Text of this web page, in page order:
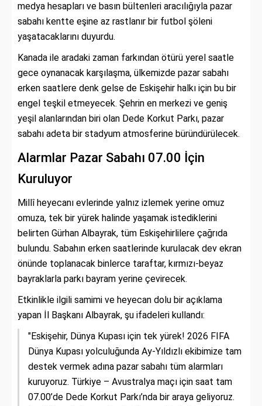
medya hesapları ve basın bültenleri aracılığıyla pazar
sabahı kentte eşine az rastlanır bir futbol şöleni
yaşatacaklarını duyurdu.
Kanada ile aradaki zaman farkından ötürü yerel saatle
gece oynanacak karşılaşma, ülkemizde pazar sabahı
erken saatlere denk gelse de Eskişehir halkı için bu bir
engel teşkil etmeyecek. Şehrin en merkezi ve geniş
yeşil alanlarından biri olan Dede Korkut Parkı, pazar
sabahı adeta bir stadyum atmosferine büründürülecek.
Alarmlar Pazar Sabahı 07.00 İçin
Kuruluyor
Millî heyecanı evlerinde yalnız izlemek yerine omuz
omuza, tek bir yürek halinde yaşamak istediklerini
belirten Gürhan Albayrak, tüm Eskişehirlilere çağrıda
bulundu. Sabahın erken saatlerinde kurulacak dev ekran
önünde toplanacak binlerce taraftar, kırmızı-beyaz
bayraklarla parkı bayram yerine çevirecek.
Etkinlikle ilgili samimi ve heyecan dolu bir açıklama
yapan İl Başkanı Albayrak, şu ifadeleri kullandı:
"Eskişehir, Dünya Kupası için tek yürek! 2026 FIFA
Dünya Kupası yolculuğunda Ay-Yıldızlı ekibimize tam
destek vermek adına pazar sabahı tüm alarmları
kuruyoruz. Türkiye – Avustralya maçı için saat tam
07.00’de Dede Korkut Parkı’nda bir araya geliyoruz.